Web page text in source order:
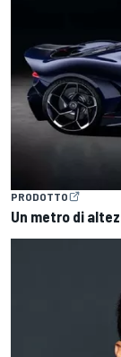
PRODOTTO
Un metro di